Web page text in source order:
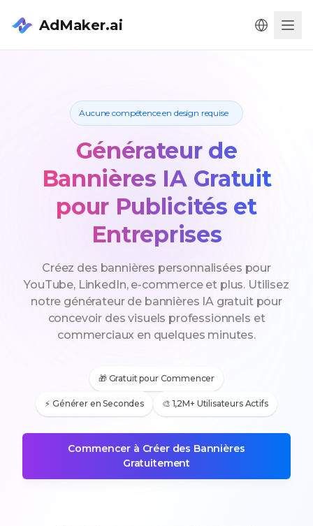
AdMaker.ai
Aucune compétence en design requise
Générateur de
Bannières IA Gratuit
pour Publicités et
Entreprises
Créez des bannières personnalisées pour
YouTube, LinkedIn, e-commerce et plus. Utilisez
notre générateur de bannières IA gratuit pour
concevoir des visuels professionnels et
commerciaux en quelques minutes.
🎁 Gratuit pour Commencer
⚡ Générer en Secondes 🎨 1,2M+ Utilisateurs Actifs
Commencer à Créer des Bannières
Gratuitement